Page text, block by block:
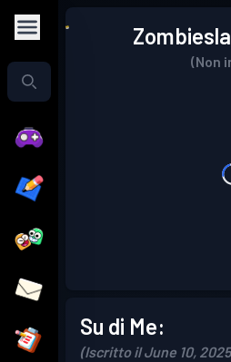
(Non
Su di Me:
(Iscritto il June 10,